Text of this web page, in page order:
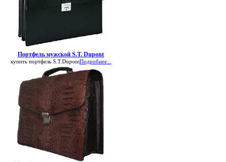
Портфель мужской S.T. Dupont
купить портфель S.T.DupontПодробнее...